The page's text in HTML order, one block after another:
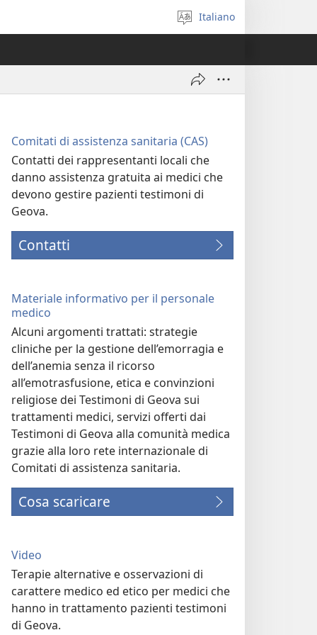
Seleziona
la
Italiano
Comitati di assistenza sanitaria (CAS)
Contatti dei rappresentanti locali che
danno assistenza gratuita ai medici che
devono gestire pazienti testimoni di
Geova.
Contatti
Materiale informativo per il personale
medico
Alcuni argomenti trattati: strategie
cliniche per la gestione dell’emorragia e
dell’anemia senza il ricorso
all’emotrasfusione, etica e convinzioni
religiose dei Testimoni di Geova sui
trattamenti medici, servizi offerti dai
Testimoni di Geova alla comunità medica
grazie alla loro rete internazionale di
Comitati di assistenza sanitaria.
Cosa scaricare
Video
Terapie alternative e osservazioni di
carattere medico ed etico per medici che
hanno in trattamento pazienti testimoni
di Geova.